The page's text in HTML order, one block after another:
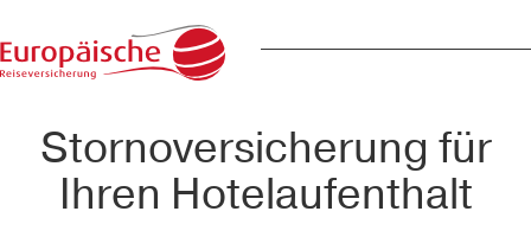
Stornoversicherung für
Ihren Hotelaufenthalt